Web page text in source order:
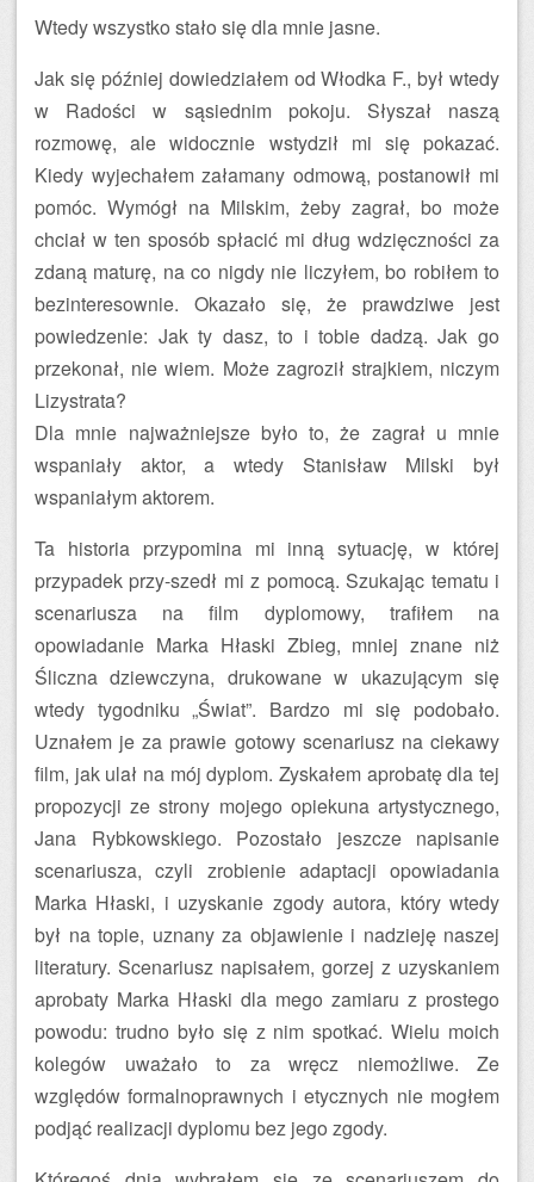
Wtedy wszystko stało się dla mnie jasne.
Jak się później dowiedziałem od Włodka F., był wtedy
w Radości w sąsiednim pokoju. Słyszał naszą
rozmowę, ale widocznie wstydził mi się pokazać.
Kiedy wyjechałem załamany odmową, postanowił mi
pomóc. Wymógł na Milskim, żeby zagrał, bo może
chciał w ten sposób spłacić mi dług wdzięczności za
zdaną maturę, na co nigdy nie liczyłem, bo robiłem to
bezinteresownie. Okazało się, że prawdziwe jest
powiedzenie: Jak ty dasz, to i tobie dadzą. Jak go
przekonał, nie wiem. Może zagroził strajkiem, niczym
Lizystrata?
Dla mnie najważniejsze było to, że zagrał u mnie
wspaniały aktor, a wtedy Stanisław Milski był
wspaniałym aktorem.
Ta historia przypomina mi inną sytuację, w której
przypadek przy-szedł mi z pomocą. Szukając tematu i
scenariusza na film dyplomowy, trafiłem na
opowiadanie Marka Hłaski Zbieg, mniej znane niż
Śliczna dziewczyna, drukowane w ukazującym się
wtedy tygodniku „Świat”. Bardzo mi się podobało.
Uznałem je za prawie gotowy scenariusz na ciekawy
film, jak ulał na mój dyplom. Zyskałem aprobatę dla tej
propozycji ze strony mojego opiekuna artystycznego,
Jana Rybkowskiego. Pozostało jeszcze napisanie
scenariusza, czyli zrobienie adaptacji opowiadania
Marka Hłaski, i uzyskanie zgody autora, który wtedy
był na topie, uznany za objawienie i nadzieję naszej
literatury. Scenariusz napisałem, gorzej z uzyskaniem
aprobaty Marka Hłaski dla mego zamiaru z prostego
powodu: trudno było się z nim spotkać. Wielu moich
kolegów uważało to za wręcz niemożliwe. Ze
względów formalnoprawnych i etycznych nie mog­łem
podjąć realizacji dyplomu bez jego zgody.